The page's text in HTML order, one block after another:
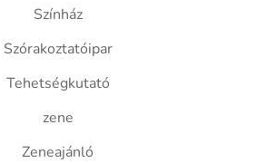
Színház
Szórakoztatóipar
Tehetségkutató
zene
Zeneajánló